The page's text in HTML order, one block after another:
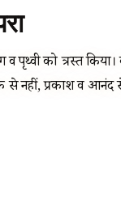
पृथ्वी को त्रस्त
से नहीं, प्रकाश व